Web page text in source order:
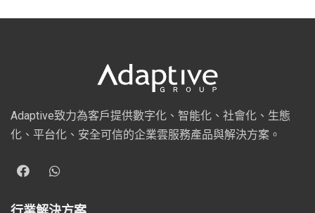
Adaptive致力為客戶提供數字化、智能化、社會化、生態
化、平台化、安全可信的企業雲服務產品與解決方案。